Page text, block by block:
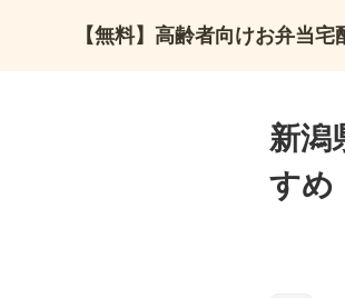
【無料】高齢者向けお弁当
新潟
すめ